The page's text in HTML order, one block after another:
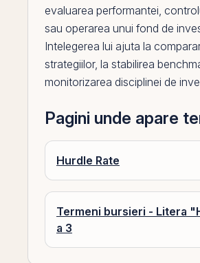
evaluarea performantei,
sau operarea unui fond de
Intelegerea lui ajuta la
strategiilor, la stabilirea
monitorizarea disciplinei de
Pagini unde apare
Hurdle Rate
Termeni bursieri - Litera
a 3